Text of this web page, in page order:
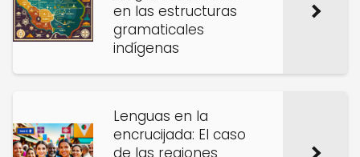
en las estructuras
gramaticales
indígenas
Lenguas en la
encrucijada: El caso
de las regiones